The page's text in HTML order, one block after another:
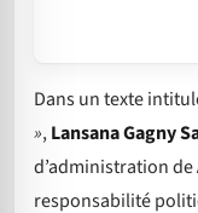
Dans un texte
»,Lansana Gagny
d’administration de
responsabilité